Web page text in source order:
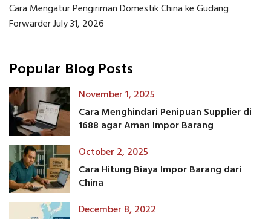
Cara Mengatur Pengiriman Domestik China ke Gudang
ForwarderJuly 31, 2026
Popular Blog Posts
November 1, 2025
Cara Menghindari Penipuan Supplier di
1688 agar Aman Impor Barang
October 2, 2025
Cara Hitung Biaya Impor Barang dari
China
December 8, 2022